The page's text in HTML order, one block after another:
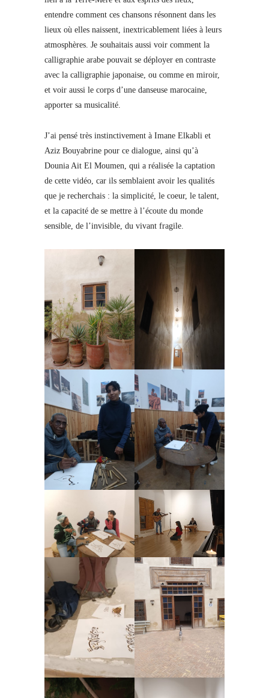
entendre comment ces chansons résonnent dans les
lieux où elles naissent, inextricablement liées à leurs
atmosphères. Je souhaitais aussi voir comment la
calligraphie arabe pouvait se déployer en contraste
avec la calligraphie japonaise, ou comme en miroir,
et voir aussi le corps d’une danseuse marocaine,
apporter sa musicalité.
J’ai pensé très instinctivement à Imane Elkabli et
Aziz Bouyabrine pour ce dialogue, ainsi qu’à
Dounia Ait El Moumen, qui a réalisée la captation
de cette vidéo, car ils semblaient avoir les qualités
que je recherchais : la simplicité, le coeur, le talent,
et la capacité de se mettre à l’écoute du monde
sensible, de l’invisible, du vivant fragile.